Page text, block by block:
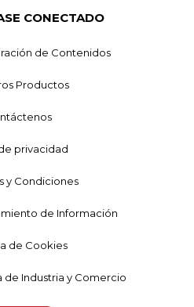
CONECTADO
de Contenidos
Productos
privacidad
y Condiciones
de Información
de Cookies
Industria y Comercio